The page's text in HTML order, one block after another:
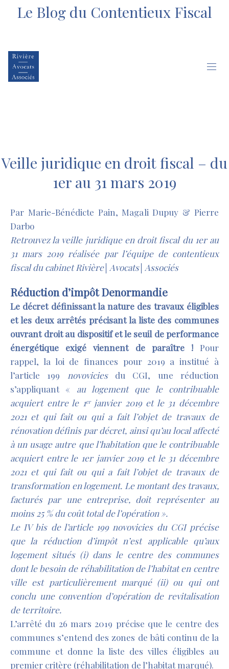
Le Blog du Contentieux Fiscal
Veille juridique en droit fiscal – du
1er au 31 mars 2019
Par Marie-Bénédicte Pain, Magali Dupuy & Pierre
Darbo
Retrouvez la veille juridique en droit fiscal du 1er au
31 mars 2019 réalisée par l’équipe de contentieux
fiscal du cabinet Rivière│Avocats│Associés
Réduction d’impôt Denormandie
Le décret définissant la nature des travaux éligibles
et les deux arrêtés précisant la liste des communes
ouvrant droit au dispositif et le seuil de performance
énergétique exigé viennent de paraître ! Pour
rappel, la loi de finances pour 2019 a institué à
l’article 199
novoviciesdu CGI, une réduction
s’appliquant « au logement que le contribuable
acquiert entre le 1erjanvier 2019 et le 31 décembre
2021 et qui fait ou qui a fait l’objet de travaux de
rénovation définis par décret, ainsi qu’au local affecté
à un usage autre que l’habitation que le contribuable
acquiert entre le 1er janvier 2019 et le 31 décembre
2021 et qui fait ou qui a fait l’objet de travaux de
transformation en logement. Le montant des travaux,
facturés par une entreprise, doit représenter au
moins 25 % du coût total de l’opération ».
Le IV bis de l’article 199 novovicies du CGI précise
que la réduction d’impôt n’est applicable qu’aux
logement situés (i) dans le centre des communes
dont le besoin de réhabilitation de l’habitat en centre
ville est particulièrement marqué (ii) ou qui ont
conclu une convention d’opération de revitalisation
de territoire.
L’arrêté du 26 mars 2019 précise que le centre des
communes s’entend des zones de bâti continu de la
commune et donne la liste des villes éligibles au
premier critère (réhabilitation de l’habitat marqué).